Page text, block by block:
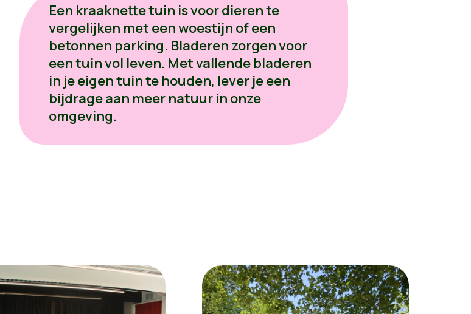
Een kraaknette tuin is voor dieren te
vergelijken met een woestijn of een
betonnen parking. Bladeren zorgen voor
een tuin vol leven. Met vallende bladeren
in je eigen tuin te houden, lever je een
bijdrage aan meer natuur in onze
omgeving.